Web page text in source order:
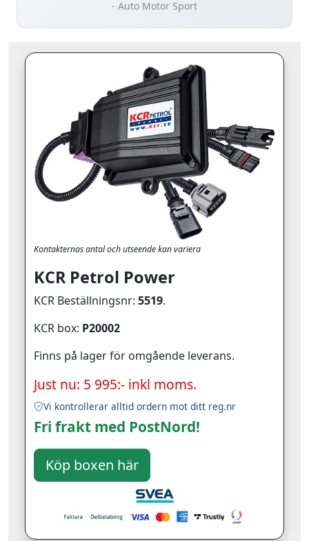
- Auto Motor Sport
Kontakternas antal och utseende kan variera
KCR Petrol Power
KCR Beställningsnr: 5519.
KCR box: P20002
Finns på lager för omgående leverans.
Just nu: 5 995:- inkl moms.
Vi kontrollerar alltid ordern mot ditt reg.nr
Fri frakt med PostNord!